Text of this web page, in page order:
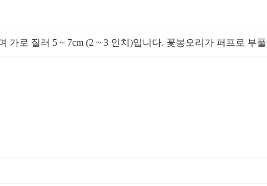
가로 질러 5 ~ 7cm (2 ~ 3 인치)입니다. 꽃봉오리가 퍼프로